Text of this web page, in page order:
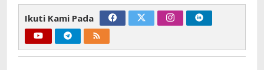
Tertinggi
Ikuti Kami Pada